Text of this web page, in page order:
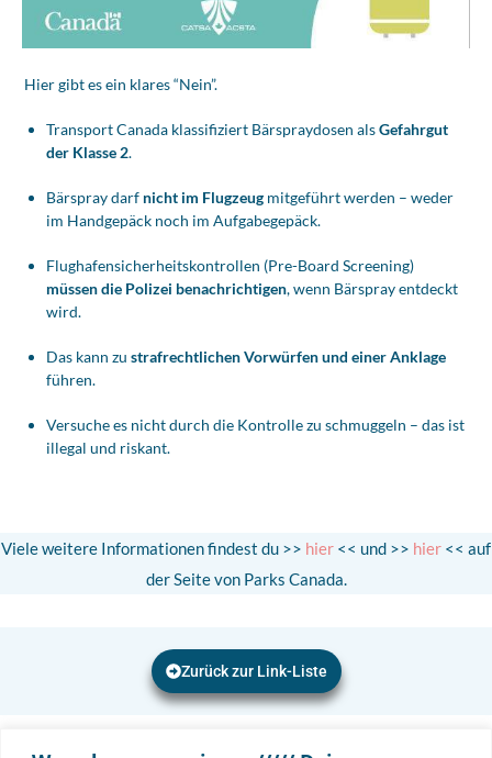
Hier gibt es ein klares “Nein”.
Transport Canada klassifiziert Bärspraydosen alsGefahrgut
der Klasse 2.
Bärspray darf nicht im Flugzeug mitgeführt werden – weder
im Handgepäck noch im Aufgabegepäck.
Flughafensicherheitskontrollen (Pre-Board Screening)
müssen die Polizei benachrichtigen, wenn Bärspray entdeckt
wird.
Das kann zu strafrechtlichen Vorwürfen und einer Anklage
führen.
Versuche es nicht durch die Kontrolle zu schmuggeln – das ist
illegal und riskant.
Viele weitere Informationen findest du >> hier << und >> hier << auf
der Seite von Parks Canada.
Zurück zur Link-Liste